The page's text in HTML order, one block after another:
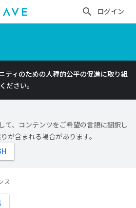
ログイン
ティのための人種的公平の促進に取り組
ださい。
て、コンテンツをご希望の言語に翻訳し
が含まれる場合があります。
ス